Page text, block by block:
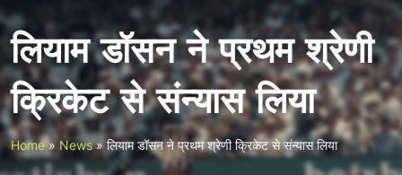
लियाम डॉसन ने प्रथम श्रेणी
क्रिकेट से संन्यास लिया
Home» News» लियाम डॉसन ने प्रथम श्रेणी क्रिकेट से संन्यास लिया